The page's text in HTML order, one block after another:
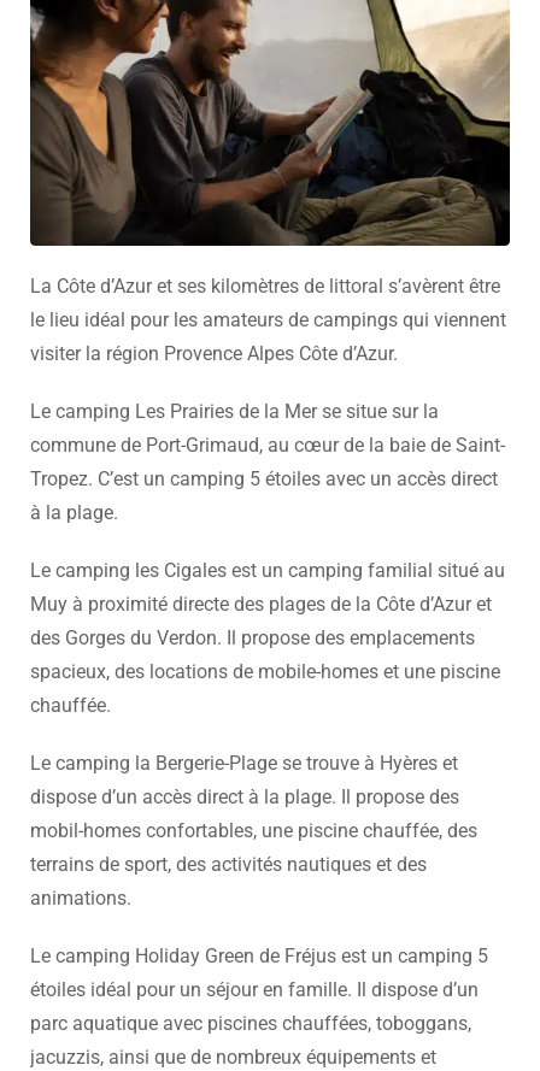
La Côte d’Azur et ses kilomètres de littoral s’avèrent être
le lieu idéal pour les amateurs de campings qui viennent
visiter la région Provence Alpes Côte d’Azur.
Le camping Les Prairies de la Mer se situe sur la
commune de Port-Grimaud, au cœur de la baie de Saint-
Tropez. C’est un camping 5 étoiles avec un accès direct
à la plage.
Le camping les Cigales est un camping familial situé au
Muy à proximité directe des plages de la Côte d’Azur et
des Gorges du Verdon. Il propose des emplacements
spacieux, des locations de mobile-homes et une piscine
chauffée.
Le camping la Bergerie-Plage se trouve à Hyères et
dispose d’un accès direct à la plage. Il propose des
mobil-homes confortables, une piscine chauffée, des
terrains de sport, des activités nautiques et des
animations.
Le camping Holiday Green de Fréjus est un camping 5
étoiles idéal pour un séjour en famille. Il dispose d’un
parc aquatique avec piscines chauffées, toboggans,
jacuzzis, ainsi que de nombreux équipements et